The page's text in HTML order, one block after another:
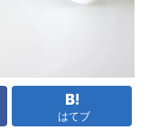
はてブ